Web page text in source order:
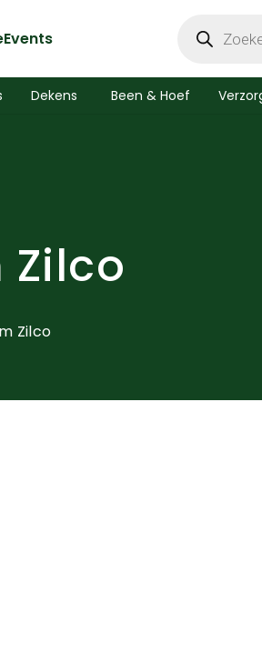
Events zoeken
Dekens Been & Hoef
Zilco